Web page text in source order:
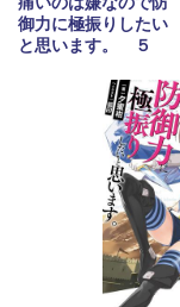
御力に極振りしたい
と思います。 ５